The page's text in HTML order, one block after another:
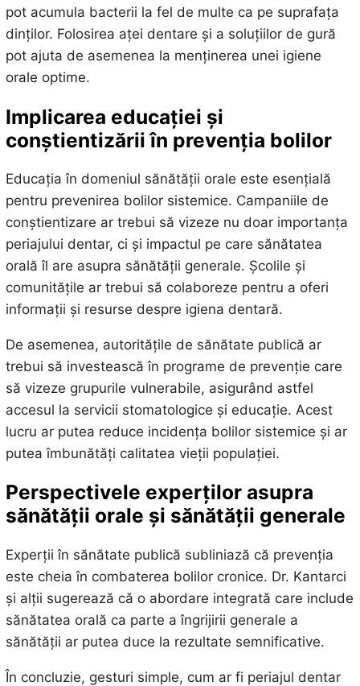
pot acumula bacterii la fel de multe ca pe suprafața
dinților. Folosirea aței dentare și a soluțiilor de gură
pot ajuta de asemenea la menținerea unei igiene
orale optime.
Implicarea educației și
conștientizării în prevenția bolilor
Educația în domeniul sănătății orale este esențială
pentru prevenirea bolilor sistemice. Campaniile de
conștientizare ar trebui să vizeze nu doar importanța
periajului dentar, ci și impactul pe care sănătatea
orală îl are asupra sănătății generale. Școlile și
comunitățile ar trebui să colaboreze pentru a oferi
informații și resurse despre igiena dentară.
De asemenea, autoritățile de sănătate publică ar
trebui să investească în programe de prevenție care
să vizeze grupurile vulnerabile, asigurând astfel
accesul la servicii stomatologice și educație. Acest
lucru ar putea reduce incidența bolilor sistemice și ar
putea îmbunătăți calitatea vieții populației.
Perspectivele experților asupra
sănătății orale și sănătății generale
Experții în sănătate publică subliniază că prevenția
este cheia în combaterea bolilor cronice. Dr. Kantarci
și alții sugerează că o abordare integrată care include
sănătatea orală ca parte a îngrijirii generale a
sănătății ar putea duce la rezultate semnificative.
În concluzie, gesturi simple, cum ar fi periajul dentar